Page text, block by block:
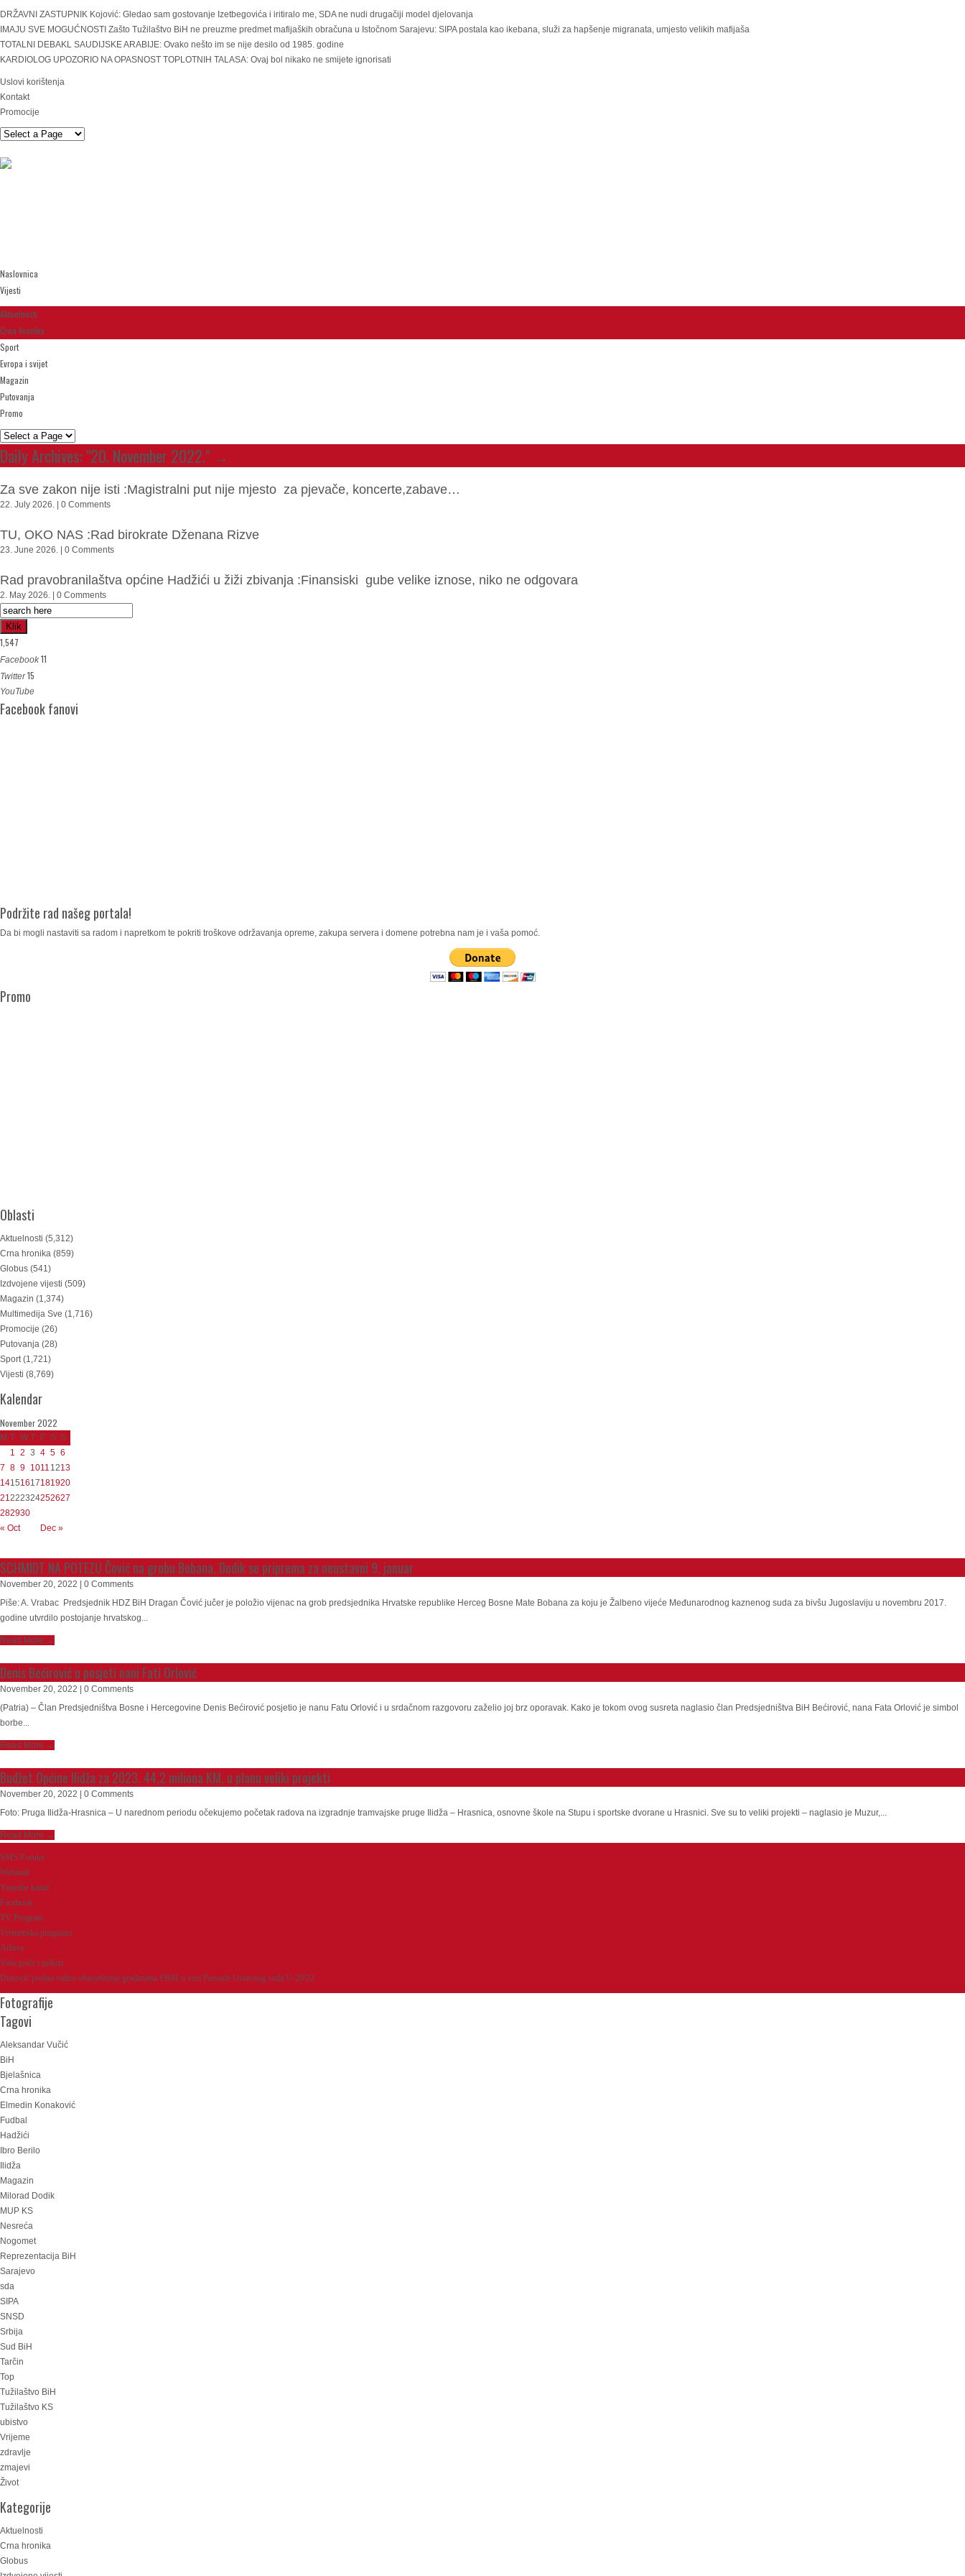
DRŽAVNI ZASTUPNIK Kojović: Gledao sam gostovanje Izetbegovića i iritiralo me, SDA ne nudi drugačiji model djelovanja
IMAJU SVE MOGUĆNOSTI Zašto Tužilaštvo BiH ne preuzme predmet mafijaških obračuna u Istočnom Sarajevu: SIPA postala kao ikebana, služi za hapšenje migranata, umjesto velikih mafijaša
TOTALNI DEBAKL SAUDIJSKE ARABIJE: Ovako nešto im se nije desilo od 1985. godine
KARDIOLOG UPOZORIO NA OPASNOST TOPLOTNIH TALASA: Ovaj bol nikako ne smijete ignorisati
Uslovi korištenja
Kontakt
Promocije
Naslovnica
Vijesti
Aktuelnosti
Crna hronika
Sport
Evropa i svijet
Magazin
Putovanja
Promo
Daily Archives:"20. November 2022." →
Za sve zakon nije isti :Magistralni put nije mjesto za pjevače, koncerte,zabave…
22. July 2026. | 0 Comments
TU, OKO NAS :Rad birokrate Dženana Rizve
23. June 2026. | 0 Comments
Rad pravobranilaštva općine Hadžići u žiži zbivanja :Finansiski gube velike iznose, niko ne odgovara
2. May 2026. | 0 Comments
Klik
1,547
Facebook 11
Twitter 15
YouTube
Facebook fanovi
Podržite rad našeg portala!
Da bi mogli nastaviti sa radom i napretkom te pokriti troškove održavanja opreme, zakupa servera i domene potrebna nam je i vaša pomoć.
Promo
Oblasti
Aktuelnosti (5,312)
Crna hronika (859)
Globus (541)
Izdvojene vijesti (509)
Magazin (1,374)
Multimedija Sve (1,716)
Promocije (26)
Putovanja (28)
Sport(1,721)
Vijesti (8,769)
Kalendar
November 2022
M T W T F S S
« Oct Dec »
1 2 3 4 5 6
7 8 9 1011 1213
14151617181920
21222324252627
282930
SCHMIDT NA POTEZU Čović na grobu Bobana, Dodik se priprema za neustavni 9. januar
November 20, 2022 | 0 Comments
Piše: A. Vrabac Predsjednik HDZ BiH Dragan Čović jučer je položio vijenac na grob predsjednika Hrvatske republike Herceg Bosne Mate Bobana za koju je Žalbeno vijeće Međunarodnog kaznenog suda za bivšu Jugoslaviju u novembru 2017.
godine utvrdilo postojanje hrvatskog...
Read More →
Denis Bećirović u posjeti nani Fati Orlović
November 20, 2022 | 0 Comments
(Patria) – Član Predsjedništva Bosne i Hercegovine Denis Bećirović posjetio je nanu Fatu Orlović i u srdačnom razgovoru zaželio joj brz oporavak. Kako je tokom ovog susreta naglasio član Predsjedništva BiH Bećirović, nana Fata Orlović je simbol
borbe...
Read More →
Budžet Općine Ilidža za 2023. 44,2 miliona KM, u planu veliki projekti
November 20, 2022 | 0 Comments
Foto: Pruga Ilidža-Hrasnica – U narednom periodu očekujemo početak radova na izgradnje tramvajske pruge Ilidža – Hrasnica, osnovne škole na Stupu i sportske dvorane u Hrasnici. Sve su to veliki projekti – naglasio je Muzur,...
Read More →
SMS Poruke
Webmail
Youtube kanal
Facebook
TV Program
Vremenska prognoza
Arhiva
Vaše priče i prilozi
Dunović poslao važno obavještenje građanima FBiH u vezi Presude Ustavnog suda U-20/22
Fotografije
Tagovi
Aleksandar Vučić
BiH
Bjelašnica
Crna hronika
Elmedin Konaković
Fudbal
Hadžići
Ibro Berilo
Ilidža
Magazin
Milorad Dodik
MUP KS
Nesreća
Nogomet
Reprezentacija BiH
Sarajevo
sda
SIPA
SNSD
Srbija
Sud BiH
Tarčin
Top
Tužilaštvo BiH
Tužilaštvo KS
ubistvo
Vrijeme
zdravlje
zmajevi
Život
Kategorije
Aktuelnosti
Crna hronika
Globus